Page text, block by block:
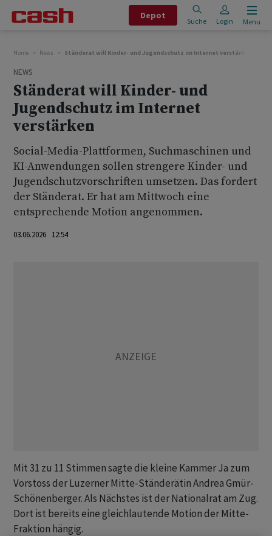
Depot
Suche Login Menu
Home News Ständerat will Kinder- und Jugendschutz im Internet verstärken
NEWS
Ständerat will Kinder- und
Jugendschutz im Internet
verstärken
Social-Media-Plattformen, Suchmaschinen und
KI-Anwendungen sollen strengere Kinder- und
Jugendschutzvorschriften umsetzen. Das fordert
der Ständerat. Er hat am Mittwoch eine
entsprechende Motion angenommen.
03.06.2026 12:54
Mit 31 zu 11 Stimmen sagte die kleine Kammer Ja zum
Vorstoss der Luzerner Mitte-Ständerätin Andrea Gmür-
Schönenberger. Als Nächstes ist der Nationalrat am Zug.
Dort ist bereits eine gleichlautende Motion der Mitte-
Fraktion hängig.